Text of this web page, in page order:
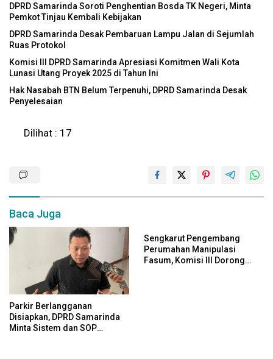
DPRD Samarinda Soroti Penghentian Bosda TK Negeri, Minta
Pemkot Tinjau Kembali Kebijakan
DPRD Samarinda Desak Pembaruan Lampu Jalan di Sejumlah
Ruas Protokol
Komisi III DPRD Samarinda Apresiasi Komitmen Wali Kota
Lunasi Utang Proyek 2025 di Tahun Ini
Hak Nasabah BTN Belum Terpenuhi, DPRD Samarinda Desak
Penyelesaian
Dilihat : 17
Baca Juga
Parkir Berlangganan
Disiapkan, DPRD Samarinda
Minta Sistem dan SOP
Sengkarut Pengembang
Perumahan Manipulasi
Fasum, Komisi III Dorong